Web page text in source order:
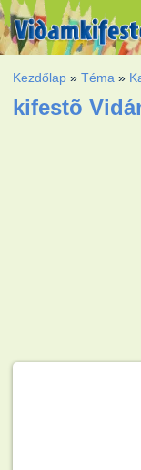
Kezdőlap »Téma »
kifestõ